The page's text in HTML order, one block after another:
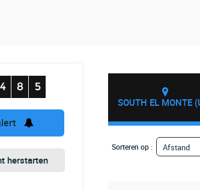
herstarten
SOUTH EL MONTE
Sorteren op : Afstand